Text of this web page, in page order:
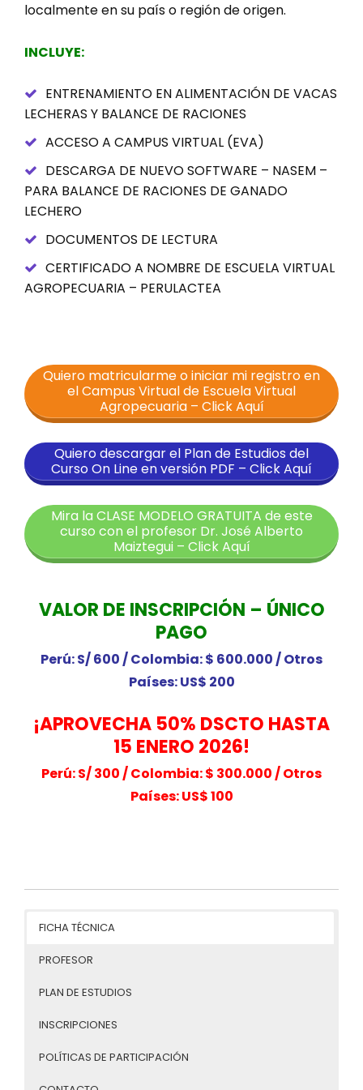
localmente en su país o región de origen.
INCLUYE:
ENTRENAMIENTO EN ALIMENTACIÓN DE VACAS
LECHERAS Y BALANCE DE RACIONES
ACCESO A CAMPUS VIRTUAL (EVA)
DESCARGA DE NUEVO SOFTWARE – NASEM –
PARA BALANCE DE RACIONES DE GANADO
LECHERO
DOCUMENTOS DE LECTURA
CERTIFICADO A NOMBRE DE ESCUELA VIRTUAL
AGROPECUARIA – PERULACTEA
Quiero matricularme o iniciar mi registro en
el Campus Virtual de Escuela Virtual
Agropecuaria – Click Aquí
Quiero descargar el Plan de Estudios del
Curso On Line en versión PDF – Click Aquí
Mira la CLASE MODELO GRATUITA de este
curso con el profesor Dr. José Alberto
Maiztegui – Click Aquí
VALOR DE INSCRIPCIÓN – ÚNICO
PAGO
Perú: S/ 600 /Colombia: $ 600.000 /Otros
Países: US$ 200
¡APROVECHA 50% DSCTO HASTA
15 ENERO 2026!
Perú: S/ 300 /Colombia: $ 300.000 /Otros
Países: US$ 100
FICHA TÉCNICA
PROFESOR
PLAN DE ESTUDIOS
INSCRIPCIONES
POLÍTICAS DE PARTICIPACIÓN